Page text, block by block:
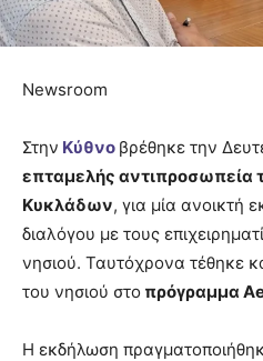
Newsroom
Στην Κύθνο βρέθηκε την
επταμελής αντιπροσωπεία
Κυκλάδων, για μία ανοικτή
διαλόγου με τους
νησιού. Ταυτόχρονα τέθηκε
του νησιού στο πρόγραμμα
Η εκδήλωση